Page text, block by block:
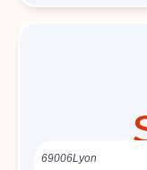
69006Lyon